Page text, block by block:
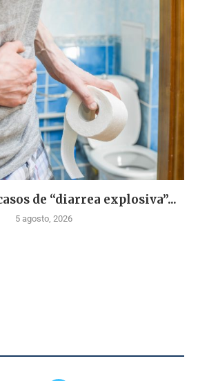
de “diarrea explosiva”...
5 agosto, 2026